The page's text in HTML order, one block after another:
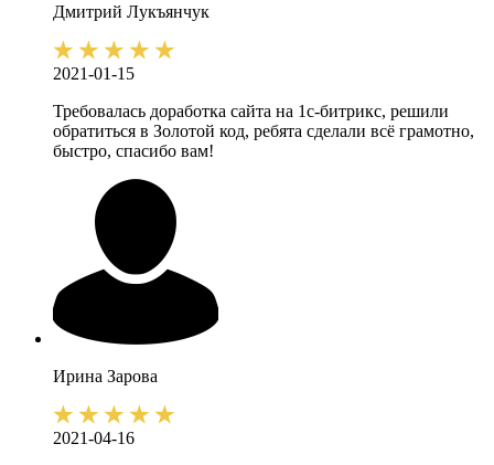
Дмитрий Лукъянчук
2021-01-15
Требовалась доработка сайта на 1с-битрикс, решили
обратиться в Золотой код, ребята сделали всё грамотно,
быстро, спасибо вам!
Ирина Зарова
2021-04-16